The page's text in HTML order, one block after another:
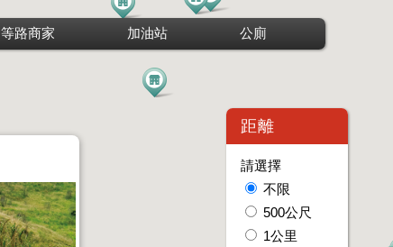
等路商家 加油站 公廁
距離
請選擇
不限
500公尺
1公里